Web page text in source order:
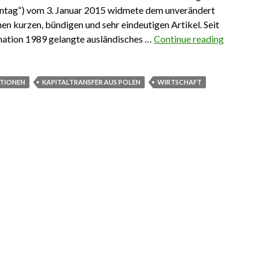
vom 3. Januar 2015 widmete dem unverändert
kurzen, bündigen und sehr eindeutigen Artikel. Seit
1989 gelangte ausländisches …Continue reading
KAPITALTRANSFER AUS POLEN WIRTSCHAFT